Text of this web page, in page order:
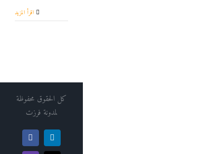
كل الحقوق محفوظة
لمدونة فرزت
LinkedIn
Facebook